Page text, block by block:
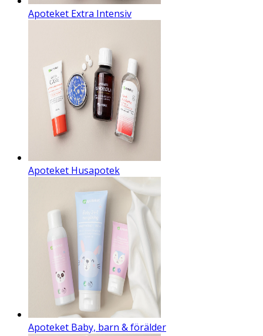
Apoteket Extra Intensiv
Apoteket Husapotek
Apoteket Baby, barn & förälder